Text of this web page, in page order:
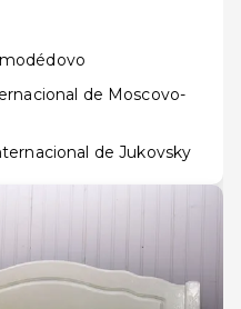
de Moscovo-
de Jukovsky